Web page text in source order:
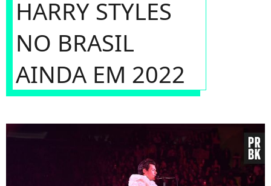
HARRY STYLES
NO BRASIL
AINDA EM 2022